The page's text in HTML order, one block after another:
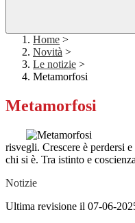
Home >
Novità >
Le notizie >
Metamorfosi
Metamorfosi
risvegli. Crescere è perdersi
chi si è. Tra istinto e
Notizie
Ultima revisione il 07-06-